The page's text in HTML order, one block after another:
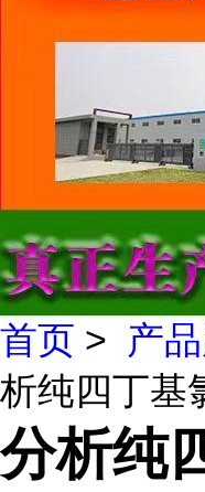
首页 > 产
析纯四丁基
分析纯